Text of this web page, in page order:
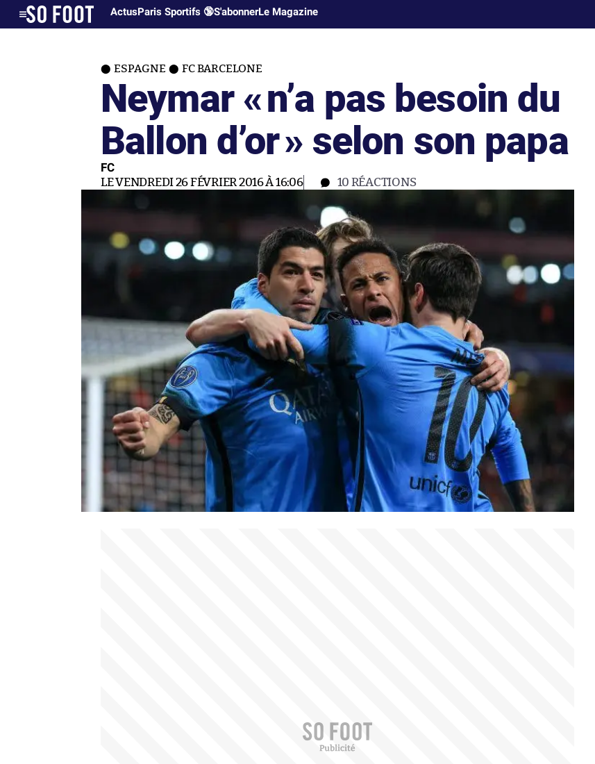
ActusParis Sportifs 🔞S'abonnerLe Magazine
ESPAGNE FC BARCELONE
Neymar «n’a pas besoin du
Ballon d’or» selon son papa
FC
LE VENDREDI 26 FÉVRIER 2016 À 16:06 10 RÉACTIONS